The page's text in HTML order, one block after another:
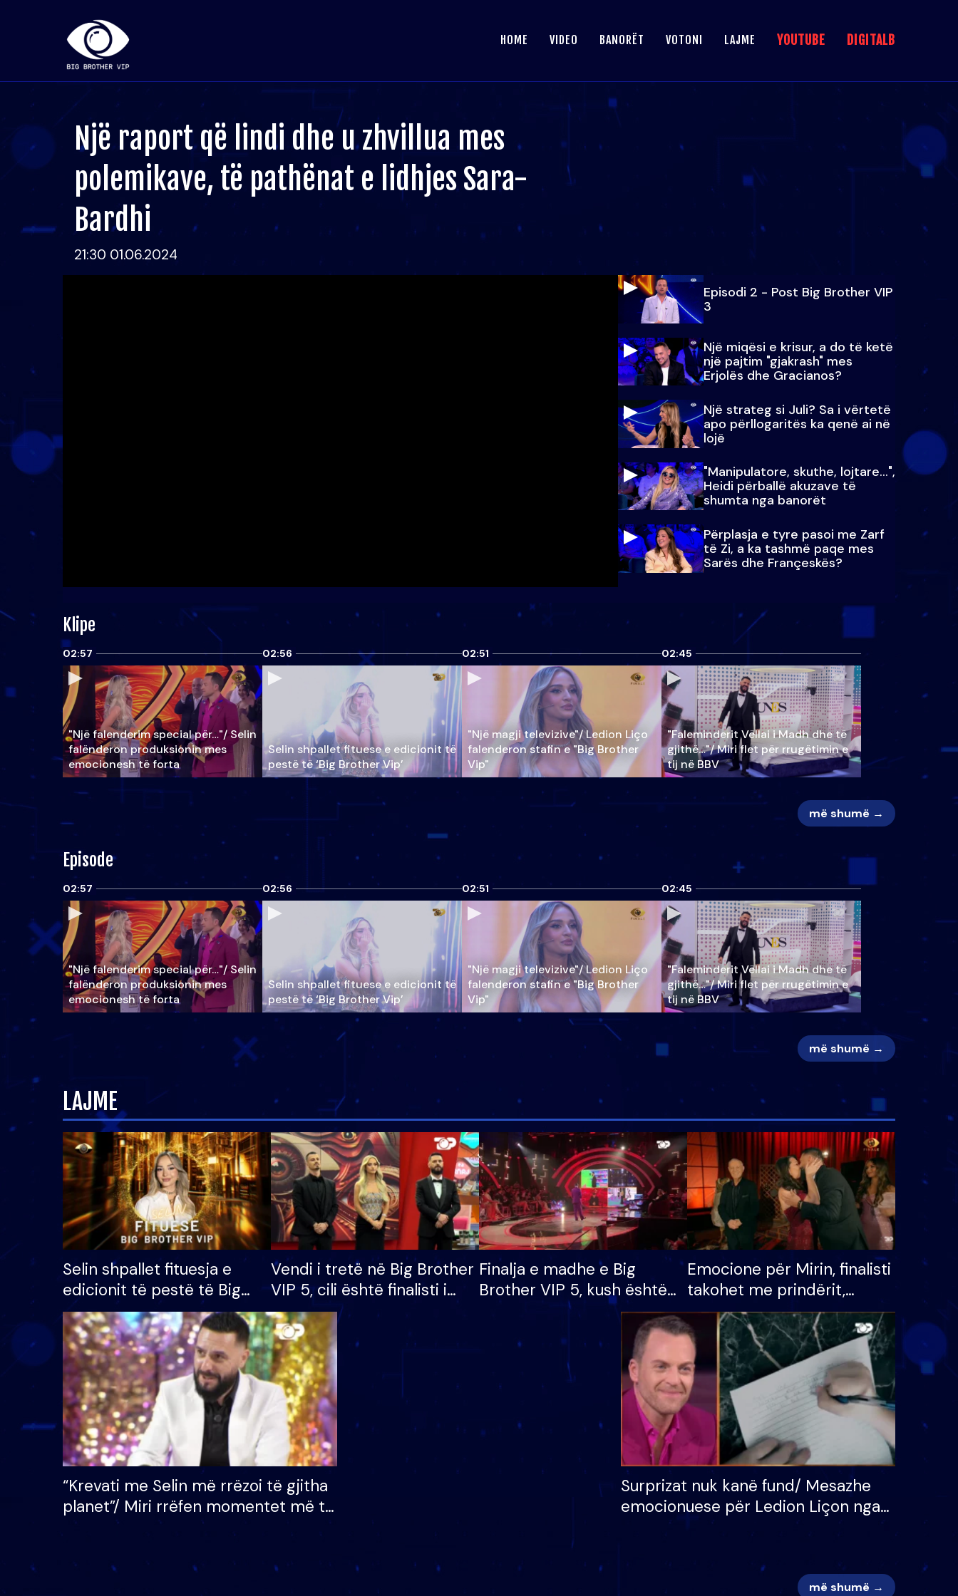
HOME VIDEO BANORËT VOTONI LAJME YOUTUBE DIGITALB
Një raport që lindi dhe u zhvillua mes
polemikave, të pathënat e lidhjes Sara-
Bardhi
21:30 01.06.2024
Episodi 2 - Post Big Brother VIP
3
Një miqësi e krisur, a do të ketë
një pajtim "gjakrash" mes
Erjolës dhe Gracianos?
Një strateg si Juli? Sa i vërtetë
apo përllogaritës ka qenë ai në
lojë
"Manipulatore, skuthe, lojtare...",
Heidi përballë akuzave të
shumta nga banorët
Përplasja e tyre pasoi me Zarf
të Zi, a ka tashmë paqe mes
Sarës dhe Françeskës?
Klipe
02:57
"Një falenderim special për…"/ Selin
falënderon produksionin mes
emocionesh të forta
02:56
Selin shpallet fituese e edicionit të
pestë të ‘Big Brother Vip’
02:51
"Një magji televizive"/ Ledion Liço
falenderon stafin e "Big Brother
Vip"
02:45
"Faleminderit Vëllai i Madh dhe të
gjithë…"/ Miri flet për rrugëtimin e
tij në BBV
më shumë →
Episode
02:57
"Një falenderim special për…"/ Selin
falënderon produksionin mes
emocionesh të forta
02:56
Selin shpallet fituese e edicionit të
pestë të ‘Big Brother Vip’
02:51
"Një magji televizive"/ Ledion Liço
falenderon stafin e "Big Brother
Vip"
02:45
"Faleminderit Vëllai i Madh dhe të
gjithë…"/ Miri flet për rrugëtimin e
tij në BBV
më shumë →
LAJME
Selin shpallet fituesja e
edicionit të pestë të Big
Brother VIP, rrëmben
çmimin e madh prej 100
mijë eurosh
Vendi i tretë në Big Brother
VIP 5, cili është finalisti i
radhës që lë shtëpinë
Finalja e madhe e Big
Brother VIP 5, kush është
banori i parë që lë shtëpinë
dhe humb mundësinë për
të fituar çmimin e madh
Emocione për Mirin, finalisti
takohet me prindërit,
vajzën dhe bashkëshorten:
S’kemi ndonjë letër divorci
apo jo?
“Krevati me Selin më rrëzoi të gjitha
planet”/ Miri rrëfen momentet më të
bukura në shtëpinë e BB VIP: Do më
Surprizat nuk kanë fund/ Mesazhe
emocionuese për Ledion Liçon nga
nëna dhe fëmijët e tij, moderatori
më shumë →